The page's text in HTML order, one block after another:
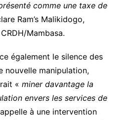
comme une taxe de
Ram’s Malikidogo,
Mambasa.
également le silence des
nouvelle manipulation,
« miner davantage la
envers les services de
à une intervention